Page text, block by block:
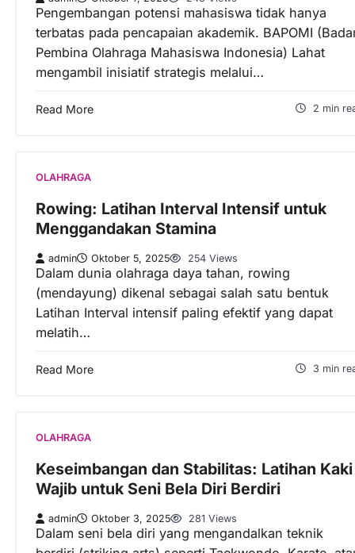
Pengembangan potensi mahasiswa tidak hanya
terbatas pada pencapaian akademik. BAPOMI
Pembina Olahraga Mahasiswa Indonesia) Lahat
mengambil inisiatif strategis melalui…
Read More 2 min
OLAHRAGA
Rowing: Latihan Interval Intensif untuk
Menggandakan Stamina
admin Oktober 5, 2025 254 Views
Dalam dunia olahraga daya tahan, rowing
(mendayung) dikenal sebagai salah satu bentuk
Latihan Interval intensif paling efektif yang dapat
melatih…
Read More 3 min
OLAHRAGA
Keseimbangan dan Stabilitas: Latihan Kaki
Wajib untuk Seni Bela Diri Berdiri
admin Oktober 3, 2025 281 Views
Dalam seni bela diri yang mengandalkan teknik